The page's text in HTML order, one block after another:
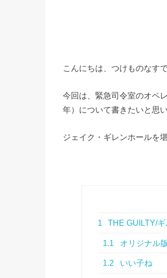
こんにちは、つけものなすで
今回は、緊急司令室のオペ
年）について書きたいと思い
ジェイク・ギレンホールを
1 THE GUILTY/ギ
1.1 オリジナル版
1.2 いい子ね